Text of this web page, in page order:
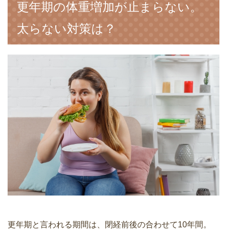
更年期の体重増加が止まらない。
太らない対策は？
更年期と言われる期間は、閉経前後の合わせて10年間。